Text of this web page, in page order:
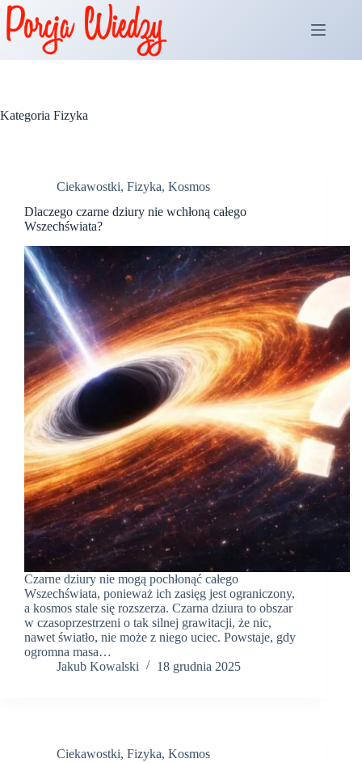
Przejdź
do
treści
Kategoria Fizyka
Ciekawostki, Fizyka, Kosmos
Dlaczego czarne dziury nie wchłoną całego
Wszechświata?
Czarne dziury nie mogą pochłonąć całego
Wszechświata, ponieważ ich zasięg jest ograniczony,
a kosmos stale się rozszerza. Czarna dziura to obszar
w czasoprzestrzeni o tak silnej grawitacji, że nic,
nawet światło, nie może z niego uciec. Powstaje, gdy
ogromna masa…
Jakub Kowalski
18 grudnia 2025
Ciekawostki, Fizyka, Kosmos